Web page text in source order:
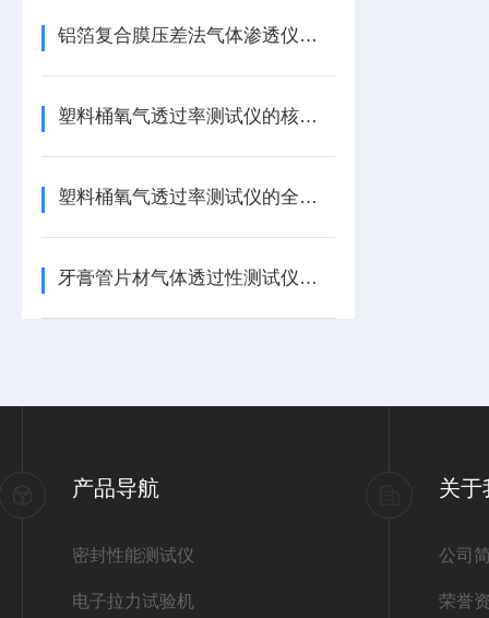
铝箔复合膜压差法气体渗透仪——技术原理与核心优势
塑料桶氧气透过率测试仪的核心功能
塑料桶氧气透过率测试仪的全面介绍
牙膏管片材气体透过性测试仪的解析
产品导航
密封性能测试仪
电子拉力试验机
关于
公司
荣誉